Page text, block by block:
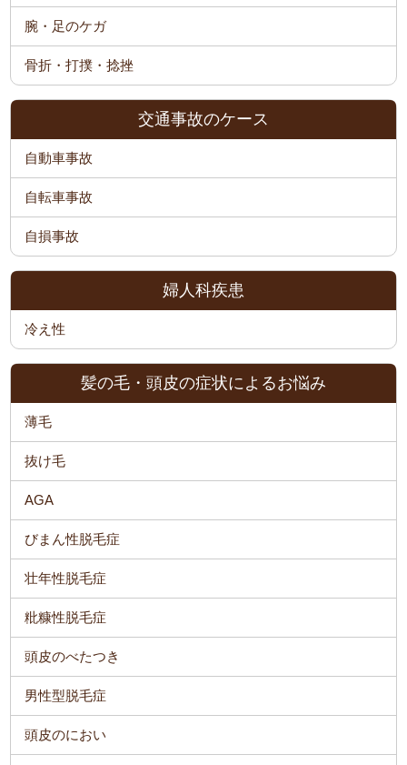
腕・足のケガ
骨折・打撲・捻挫
交通事故のケース
自動車事故
自転車事故
自損事故
婦人科疾患
冷え性
髪の毛・頭皮の症状によるお悩み
薄毛
抜け毛
AGA
びまん性脱毛症
壮年性脱毛症
粃糠性脱毛症
頭皮のべたつき
男性型脱毛症
頭皮のにおい